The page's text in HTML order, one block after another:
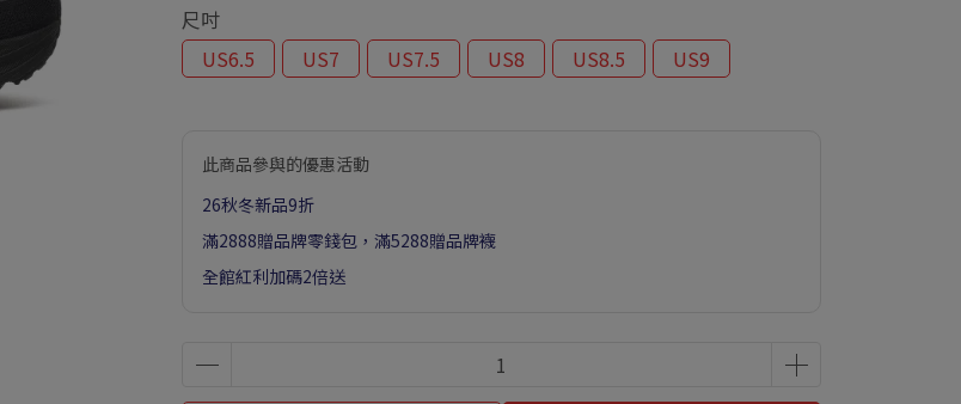
尺吋
US6.5
US7 US7.5 US8 US8.5 US9
此商品參與的優惠活動
26秋冬新品9折
滿2888贈品牌零錢包，滿5288贈品牌襪
全館紅利加碼2倍送